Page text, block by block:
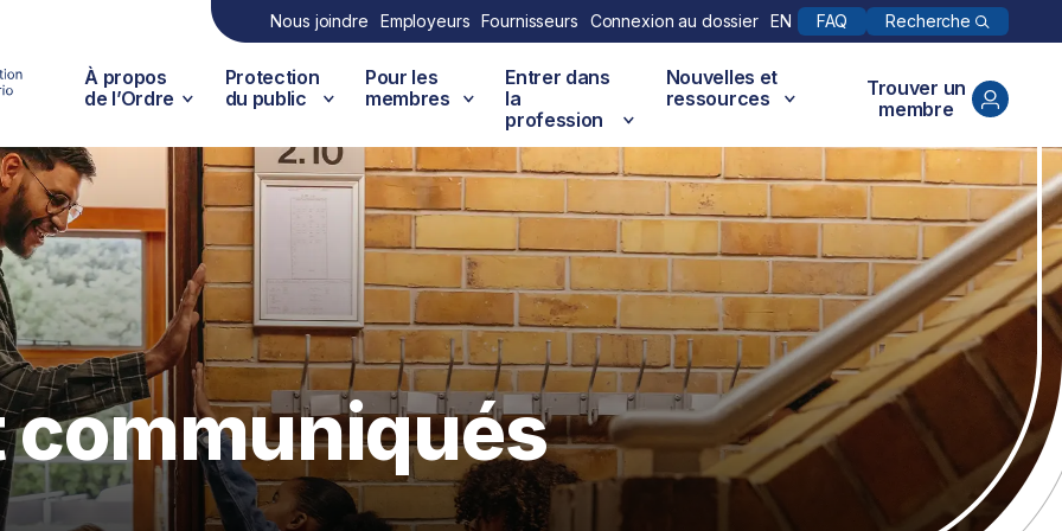
Nous joindre Employeurs Fournisseurs Connexion au dossier EN FAQ Recherche
À propos
de l’Ordre
Protection
du public
Pour les
membres
Entrer dans
la
profession
Nouvelles et
ressources
Trouver un
membre
communiqués